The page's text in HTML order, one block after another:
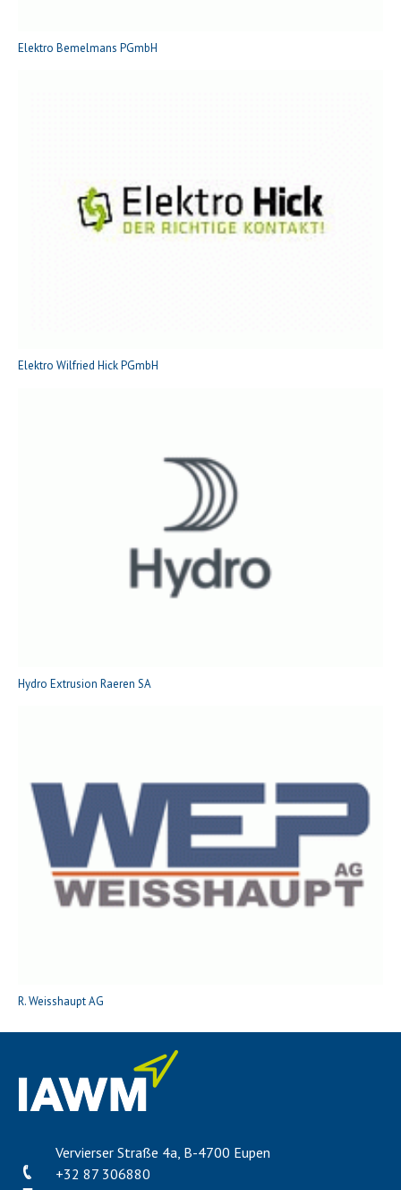
Elektro Bemelmans PGmbH
Elektro Wilfried Hick PGmbH
Hydro Extrusion Raeren SA
R. Weisshaupt AG
Vervierser Straße 4a, B-4700 Eupen
+32 87 306880